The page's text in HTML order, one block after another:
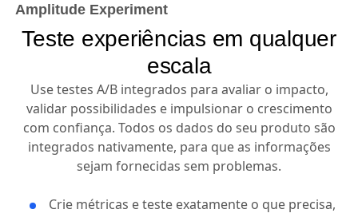
Amplitude Experiment
Teste experiências em qualquer
escala
Use testes A/B integrados para avaliar o impacto,
validar possibilidades e impulsionar o crescimento
com confiança. Todos os dados do seu produto são
integrados nativamente, para que as informações
sejam fornecidas sem problemas.
Crie métricas e teste exatamente o que precisa,